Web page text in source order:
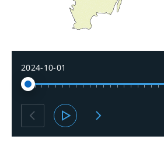
2024-10-01